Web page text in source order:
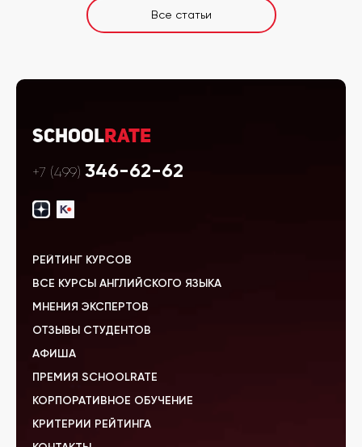
Все статьи
SchoolRate
+7 (499) 346-62-62
РЕЙТИНГ КУРСОВ
ВСЕ КУРСЫ АНГЛИЙСКОГО ЯЗЫКА
МНЕНИЯ ЭКСПЕРТОВ
ОТЗЫВЫ СТУДЕНТОВ
АФИША
ПРЕМИЯ SCHOOLRATE
КОРПОРАТИВНОЕ ОБУЧЕНИЕ
КРИТЕРИИ РЕЙТИНГА